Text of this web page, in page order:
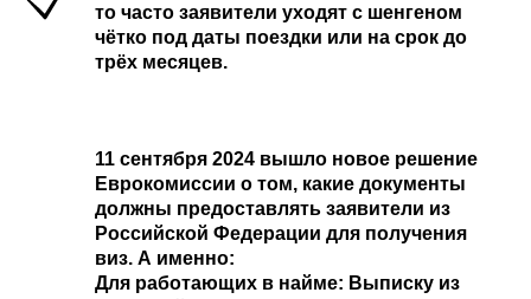
то часто заявители уходят с шенгеном
чётко под даты поездки или на срок до
трёх месяцев.
11 сентября 2024 вышло новое решение
Еврокомиссии о том, какие документы
должны предоставлять заявители из
Российской Федерации для получения
виз. А именно:
Для работающих в найме: Выписку из